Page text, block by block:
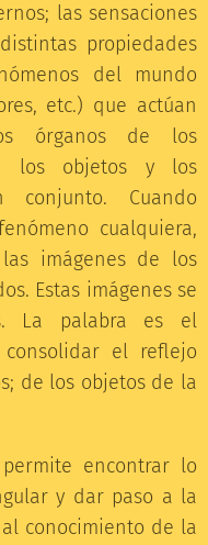
las sensaciones
propiedades
del mundo
etc.) que actúan
órganos de los
los objetos y los
Cuando
cualquiera,
imágenes de los
Estas imágenes se
La palabra es el
el reflejo
de los objetos de la
encontrar lo
y dar paso a la
conocimiento de la